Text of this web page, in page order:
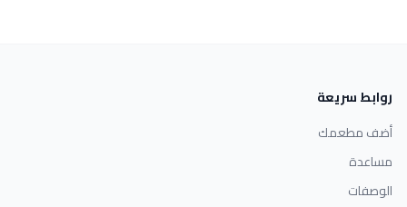
روابط سريعة
أضف مطعمك
مساعدة
الوصفات